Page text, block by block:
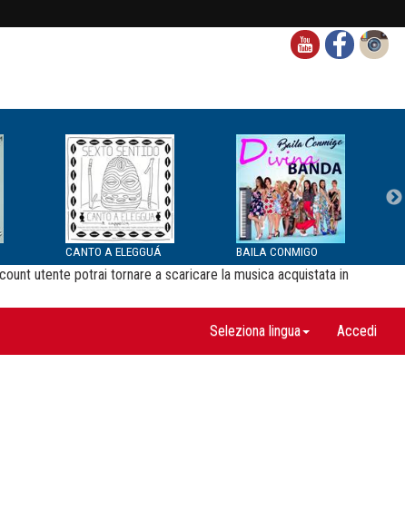
CANTO A ELEGGUÁ BAILA CONMIGO
utente potrai tornare a scaricare la musica acquistata in
Seleziona lingua Accedi